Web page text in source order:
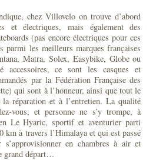
chez Villovelo on trouve d’abord
et électriques, mais également des
(pas encore électriques pour ces
parmi les meilleurs marques françaises
Matra, Solex, Easybike, Globe ou
accessoires, ce sont les casques et
par la Fédération Française des
qui sont à l’honneur, ainsi que tout le
la réparation et à l’entretien. La qualité
vous, et personne ne s’y trompe, à
Le Hyaric, sportif et aventurier parti
km à travers l’Himalaya et qui est passé
en chambres à air et
grand départ…